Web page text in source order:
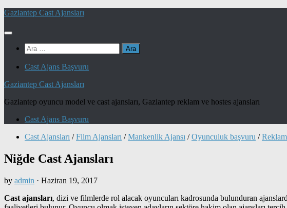
Skip
content
Gaziantep Cast Ajansları
Arama:
Cast Ajans Başvuru
Gaziantep Cast Ajansları
Gaziantep oyuncu model ve cast ajansları, Gaziantep reklam ve hostes ajansları
Cast Ajans Başvuru
Cast Ajansları / Film Ajansları / Mankenlik Ajansı / Oyunculuk başvuru /
Niğde Cast Ajansları
by admin · Haziran 19, 2017
Cast ajansları, dizi ve filmlerde rol alacak oyuncuları kadrosunda bulunduran